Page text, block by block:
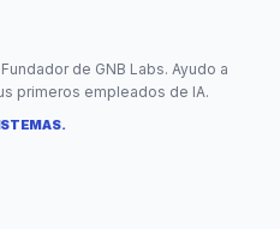
de GNB Labs. Ayudo a
primeros empleados de IA.